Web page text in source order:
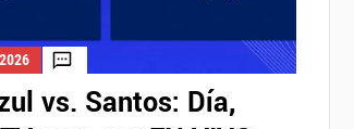
vs. Santos: Día,